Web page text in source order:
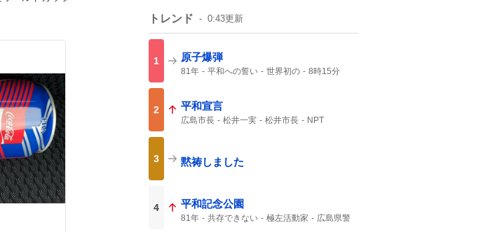
トレンド 0:43更新
1 原子爆弾
81年 平和への誓い 世界初の
8時15分
2 平和宣言
広島市長 松井一実 松井市長
NPT
3 黙祷しました
4 平和記念公園
81年 共存できない 極左活動家
広島県警